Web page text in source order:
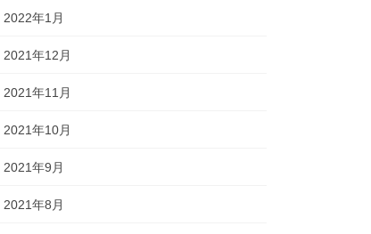
2022年1月
2021年12月
2021年11月
2021年10月
2021年9月
2021年8月